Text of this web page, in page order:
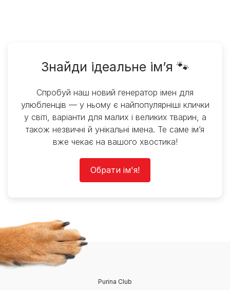
Знайди ідеальне ім’я 🐾
Спробуй наш новий генератор імен для
улюбленців — у ньому є найпопулярніші клички
у світі, варіанти для малих і великих тварин, а
також незвичні й унікальні імена. Те саме ім’я
вже чекає на вашого хвостика!
Обрати ім'я!
Purina Club